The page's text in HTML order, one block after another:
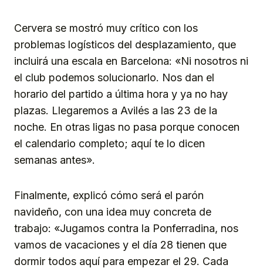
Cervera se mostró muy crítico con los
problemas logísticos del desplazamiento, que
incluirá una escala en Barcelona: «Ni nosotros ni
el club podemos solucionarlo. Nos dan el
horario del partido a última hora y ya no hay
plazas. Llegaremos a Avilés a las 23 de la
noche. En otras ligas no pasa porque conocen
el calendario completo; aquí te lo dicen
semanas antes».
Finalmente, explicó cómo será el parón
navideño, con una idea muy concreta de
trabajo: «Jugamos contra la Ponferradina, nos
vamos de vacaciones y el día 28 tienen que
dormir todos aquí para empezar el 29. Cada